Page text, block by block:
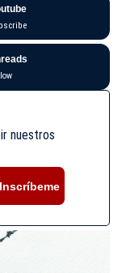
nuestros
Inscríbeme